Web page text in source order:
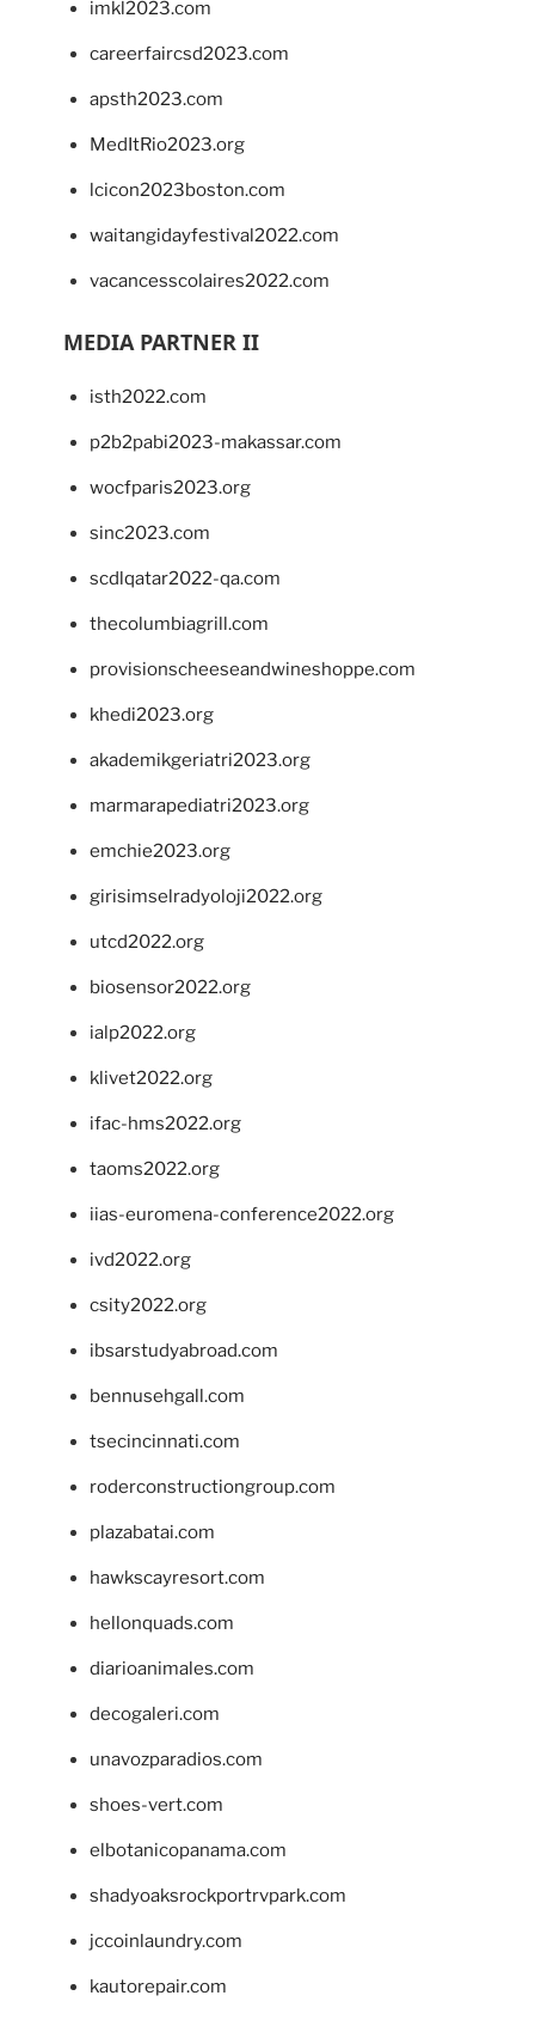
imkl2023.com
careerfaircsd2023.com
apsth2023.com
MedItRio2023.org
lcicon2023boston.com
waitangidayfestival2022.com
vacancesscolaires2022.com
MEDIA PARTNER II
isth2022.com
p2b2pabi2023-makassar.com
wocfparis2023.org
sinc2023.com
scdlqatar2022-qa.com
thecolumbiagrill.com
provisionscheeseandwineshoppe.com
khedi2023.org
akademikgeriatri2023.org
marmarapediatri2023.org
emchie2023.org
girisimselradyoloji2022.org
utcd2022.org
biosensor2022.org
ialp2022.org
klivet2022.org
ifac-hms2022.org
taoms2022.org
iias-euromena-conference2022.org
ivd2022.org
csity2022.org
ibsarstudyabroad.com
bennusehgall.com
tsecincinnati.com
roderconstructiongroup.com
plazabatai.com
hawkscayresort.com
hellonquads.com
diarioanimales.com
decogaleri.com
unavozparadios.com
shoes-vert.com
elbotanicopanama.com
shadyoaksrockportrvpark.com
jccoinlaundry.com
kautorepair.com